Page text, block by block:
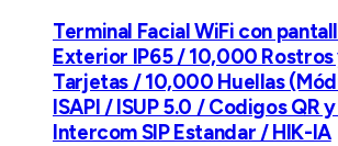
Terminal Facial WiFi con
Exterior IP65 / 10,000
Tarjetas / 10,000 Huellas
ISAPI / ISUP 5.0 / Codigos QR
Intercom SIP Estandar / HIK-IA